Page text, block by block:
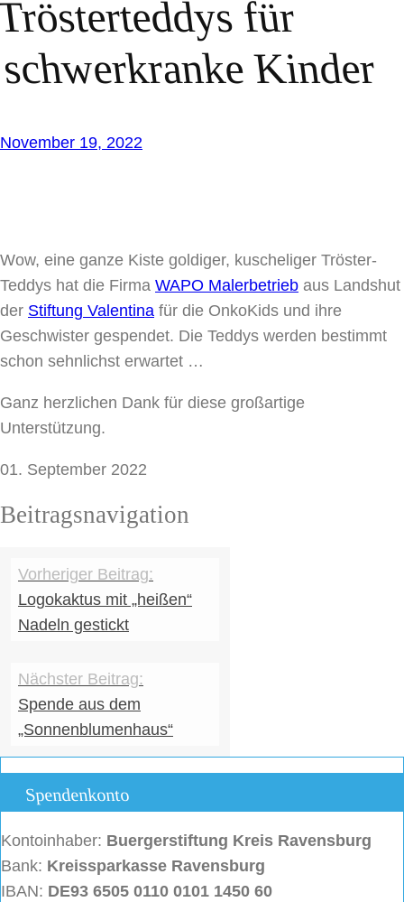
für
schwerkranke Kinder
November 19, 2022
Wow, eine ganze Kiste goldiger, kuscheliger Tröster-
Teddys hat die Firma WAPO Malerbetrieb aus Landshut
der Stiftung Valentina für die OnkoKids und ihre
Geschwister gespendet. Die Teddys werden bestimmt
schon sehnlichst erwartet …
Ganz herzlichen Dank für diese großartige
Unterstützung.
01. September 2022
Beitragsnavigation
Logokaktus mit „heißen“
Nadeln gestickt
Spende aus dem
„Sonnenblumenhaus“
Spendenkonto
Kontoinhaber: Buergerstiftung Kreis Ravensburg
Bank: Kreissparkasse Ravensburg
IBAN: DE93 6505 0110 0101 1450 60